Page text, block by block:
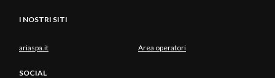
I NOSTRI SITI
ariaspa.it Area operatori
SOCIAL